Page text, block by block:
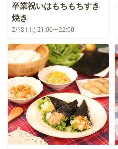
卒業祝いはもちもちすき
焼き
2/18 (土) 21:00〜22:00